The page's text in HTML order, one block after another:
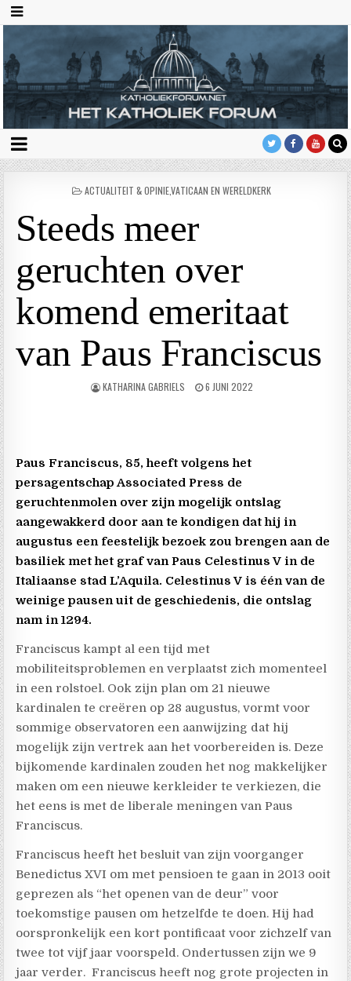
GEPLAATST
ACTUALITEIT & OPINIEVATICAAN EN WERELDKERK
Steeds meer
geruchten over
komend emeritaat
van Paus Franciscus
KATHARINA GABRIELS 6 JUNI 2022
Paus Franciscus, 85, heeft volgens het
persagentschap Associated Press de
geruchtenmolen over zijn mogelijk ontslag
aangewakkerd door aan te kondigen dat hij in
augustus een feestelijk bezoek zou brengen aan de
basiliek met het graf van Paus Celestinus V in de
Italiaanse stad L’Aquila. Celestinus V is één van de
weinige pausen uit de geschiedenis, die ontslag
nam in 1294.
Franciscus kampt al een tijd met
mobiliteitsproblemen en verplaatst zich momenteel
in een rolstoel. Ook zijn plan om 21 nieuwe
kardinalen te creëren op 28 augustus, vormt voor
sommige observatoren een aanwijzing dat hij
mogelijk zijn vertrek aan het voorbereiden is. Deze
bijkomende kardinalen zouden het nog makkelijker
maken om een nieuwe kerkleider te verkiezen, die
het eens is met de liberale meningen van Paus
Franciscus.
Franciscus heeft het besluit van zijn voorganger
Benedictus XVI om met pensioen te gaan in 2013 ooit
geprezen als “het openen van de deur” voor
toekomstige pausen om hetzelfde te doen. Hij had
oorspronkelijk een kort pontificaat voor zichzelf van
twee tot vijf jaar voorspeld. Ondertussen zijn we 9
jaar verder. Franciscus heeft nog grote projecten in